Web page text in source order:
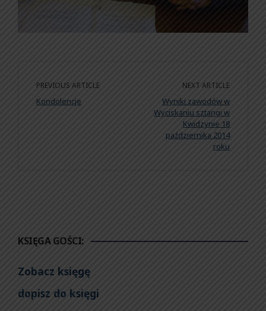
PREVIOUS ARTICLE
Kondolencje
NEXT ARTICLE
Wyniki zawodów w
Wyciskaniu sztangi w
Kwidzynie 18
października 2014
roku
KSIĘGA GOŚCI:
Zobacz księgę
dopisz do księgi